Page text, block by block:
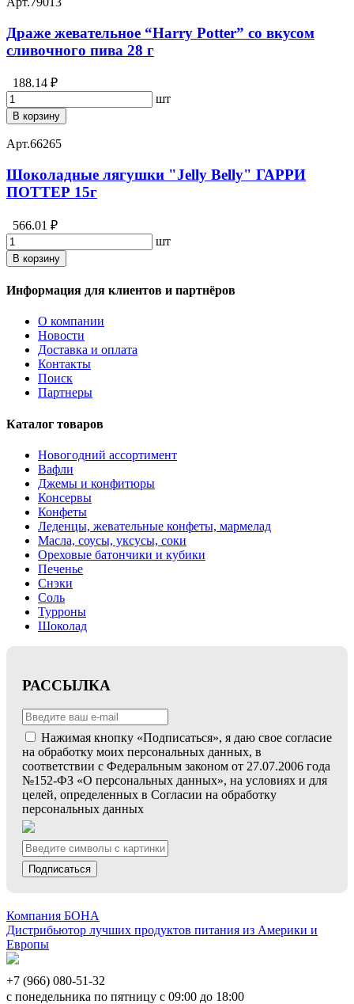
Драже жевательное “Harry Potter” со вкусом
сливочного пива 28 г
188.14 ₽
шт
В корзину
Арт.66265
Шоколадные лягушки "Jelly Belly" ГАРРИ
ПОТТЕР 15г
566.01 ₽
шт
В корзину
Информация для клиентов и партнёров
О компании
Новости
Доставка и оплата
Контакты
Поиск
Партнеры
Каталог товаров
Новогодний ассортимент
Вафли
Джемы и конфитюры
Консервы
Конфеты
Леденцы, жевательные конфеты, мармелад
Масла, соусы, уксусы, соки
Ореховые батончики и кубики
Печенье
Снэки
Соль
Турроны
Шоколад
РАССЫЛКА
Нажимая кнопку «Подписаться», я даю свое согласие
на обработку моих персональных данных, в
соответствии с Федеральным законом от 27.07.2006 года
№152-ФЗ «О персональных данных», на условиях и для
целей, определенных в Согласии на обработку
персональных данных
Подписаться
Компания БОНА
Дистрибьютор лучших продуктов питания из Америки и
Европы
+7 (966) 080-51-32
с понедельника по пятницу с 09:00 до 18:00